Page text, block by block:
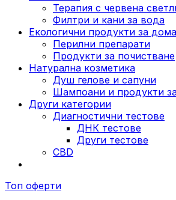
Терапия с червена
Филтри и кани за вода
Екологични продукти за дома
Перилни препарати
Продукти за почистване
Натурална козметика
Душ гелове и сапуни
Шампоани и продукти
Други категории
Диагностични тестове
ДНК тестове
Други тестове
CBD
Топ оферти